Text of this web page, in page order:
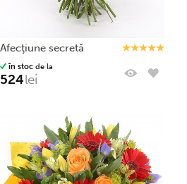
afecţiune secretă
în stocde la
524lei